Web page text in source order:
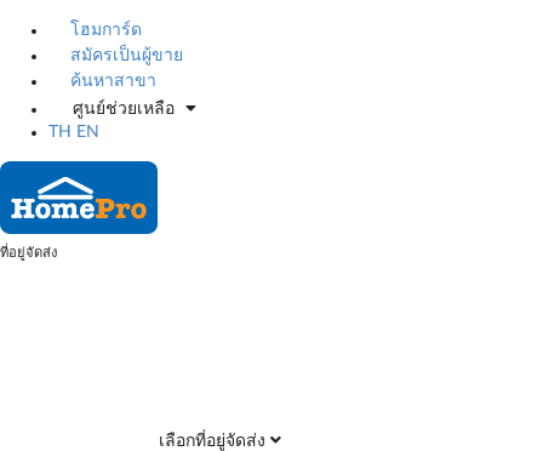
โฮมการ์ด
สมัครเป็นผู้ขาย
ค้นหาสาขา
ศูนย์ช่วยเหลือ
TH
EN
ที่อยู่จัดส่ง
เลือกที่อยู่จัดส่ง